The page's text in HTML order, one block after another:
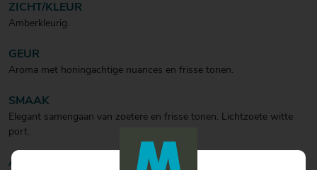
ZICHT/KLEUR
Amberkleurig.
GEUR
Aroma met honingachtige nuances en frisse tonen.
SMAAK
Elegant samengaan van zoetere en frisse tonen. Lichtzoete witte
port.
AFDRONK